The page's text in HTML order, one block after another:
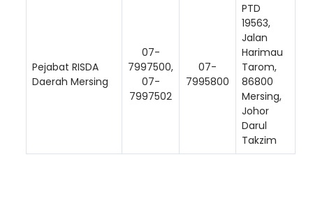
Pejabat RISDA
Daerah Mersing
07-
7997500,
07-
7997502
07-
7995800
PTD
19563,
Jalan
Harimau
Tarom,
86800
Mersing,
Johor
Darul
Takzim